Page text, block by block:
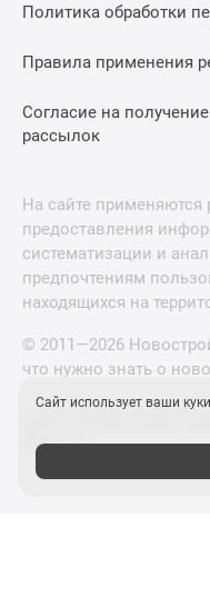
Политика обработки
Правила применения
Согласие на
рассылок
На сайте применяются
предоставления
систематизации и
предпочтениям
находящихся на
© 2011—2026
что нужно знать о
области
Сайт использует ваши